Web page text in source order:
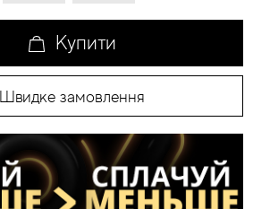
Купити
Швидке замовлення